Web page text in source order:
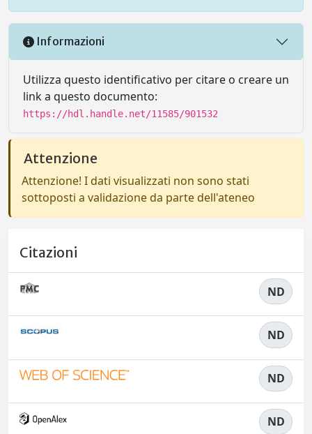
Informazioni
Utilizza questo identificativo per citare o creare un
link a questo documento:
https://hdl.handle.net/11585/901532
Attenzione
Attenzione! I dati visualizzati non sono stati
sottoposti a validazione da parte dell'ateneo
Citazioni
ND
ND
ND
ND